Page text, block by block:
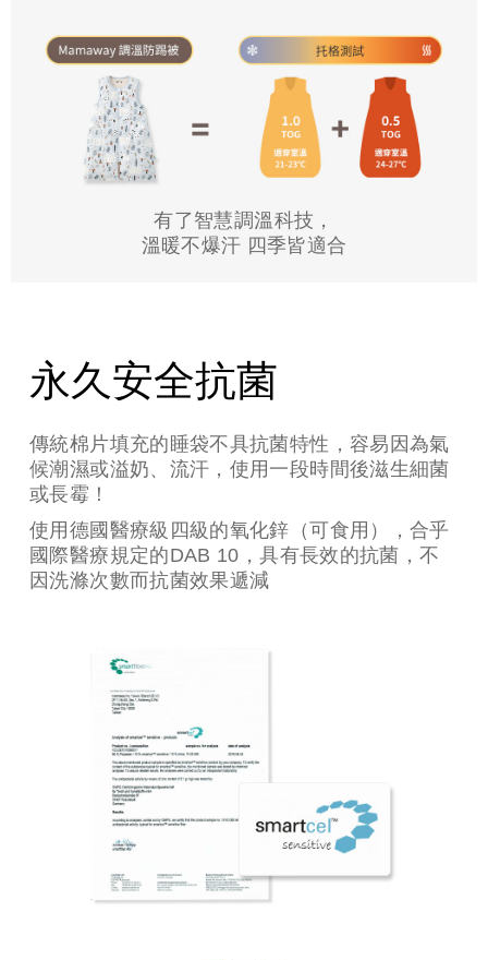
有了智慧調溫科技，
溫暖不爆汗 四季皆適合
所有材質皆通過國際Oeko-Tex
standard 100 class 1 安全標章
Clima 智慧調溫棉片